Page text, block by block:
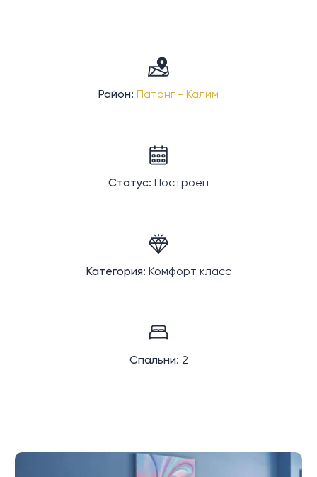
Район: Патонг - Калим
Статус: Построен
Категория: Комфорт класс
Спальни: 2